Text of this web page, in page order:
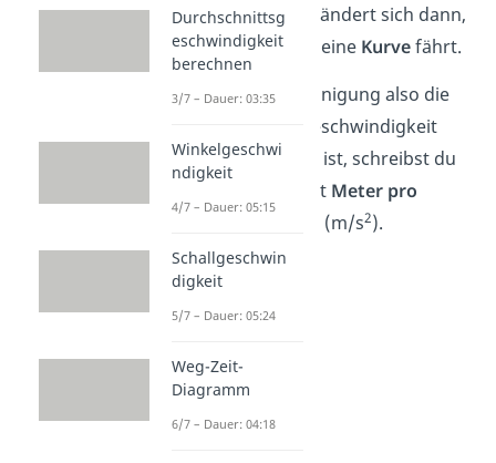
Geschwindigkeit ändert sich dann,
wenn ein Auto in eine Kurvefährt.
Weil die Beschleunigung also die
Änderung der Geschwindigkeit
(m/s) pro Zeit (s) ist, schreibst du
sie mit der Einheit Meter pro
Quadratsekunde
(m/s2).
Durchschnittsg
eschwindigkeit
berechnen
3/7 – Dauer: 03:35
Winkelgeschwi
ndigkeit
4/7 – Dauer: 05:15
Schallgeschwin
digkeit
5/7 – Dauer: 05:24
Weg-Zeit-
Diagramm
6/7 – Dauer: 04:18